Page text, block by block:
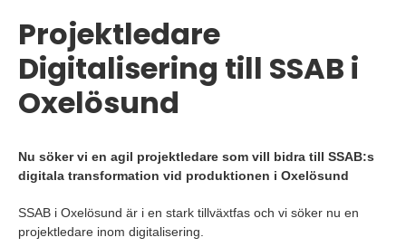
Projektledare
Digitalisering till SSAB i
Oxelösund
Nu söker vi en agil projektledare som vill bidra till SSAB:s
digitala transformation vid produktionen i Oxelösund
SSAB i Oxelösund är i en stark tillväxtfas och vi söker nu en
projektledare inom digitalisering.